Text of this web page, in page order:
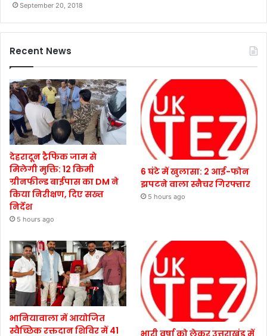
September 20, 2018
Recent News
देहरादून ट्रैफिक जाम से
मिलेगी मुक्ति: 12 किमी
ग्रीनफील्ड बाईपास का DM ने
किया निरीक्षण, दिए सख्त
निर्देश
5 hours ago
6 घंटे में खुलासा: 2 आई-फोन
झपटने वाला स्नैचर गिरफ्तार
5 hours ago
भानियावाला में आयोजित
स्वैच्छिक रक्तदान शिविर में 41
भारी वर्षा को लेकर उत्तराखंड में